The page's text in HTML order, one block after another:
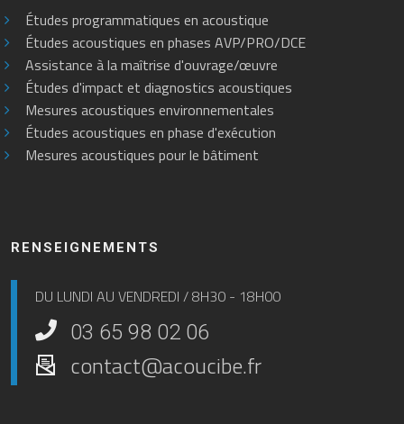
Études programmatiques en acoustique
Études acoustiques en phases AVP/PRO/DCE
Assistance à la maîtrise d'ouvrage/œuvre
Études d'impact et diagnostics acoustiques
Mesures acoustiques environnementales
Études acoustiques en phase d'exécution
Mesures acoustiques pour le bâtiment
RENSEIGNEMENTS
DU LUNDI AU VENDREDI / 8H30 - 18H00
03 65 98 02 06
contact@acoucibe.fr